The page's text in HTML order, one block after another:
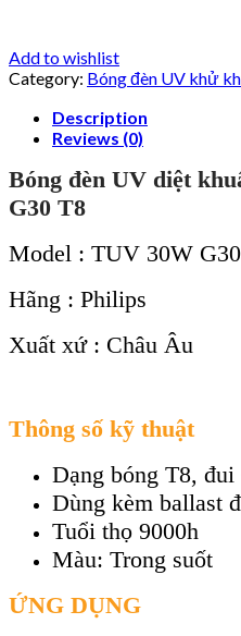
Add to wishlist
Category: Bóng đèn UV khử
Description
Reviews (0)
Bóng đèn UV diệt
G30 T8
Model : TUV 30W
Hãng : Philips
Xuất xứ : Châu Âu
Thông số kỹ thuật
Dạng bóng T8,
Dùng kèm ballast
Tuổi thọ 9000h
Màu: Trong suốt
ỨNG DỤNG